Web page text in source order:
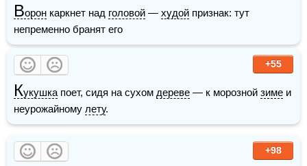
Ворон каркнет над головой — худой признак: тут
непременно бранят его
+55
Кукушка поет, сидя на сухом дереве — к морозной зиме и
неурожайному лету.
+98